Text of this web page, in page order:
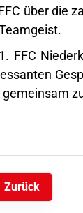
über die
FFC
gemeinsam
Zurück